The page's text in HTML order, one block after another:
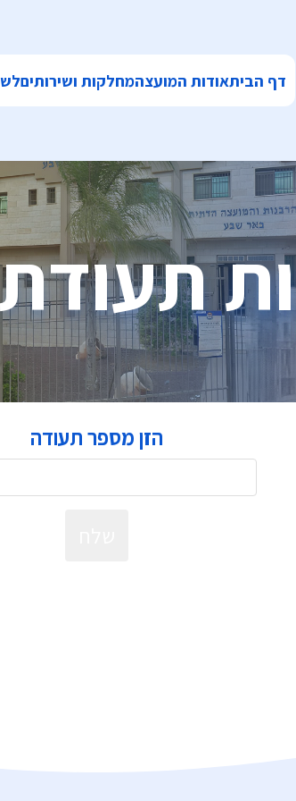
דף הביתאודות המועצהמחלקות ושירותים
הזן מספר תעודה